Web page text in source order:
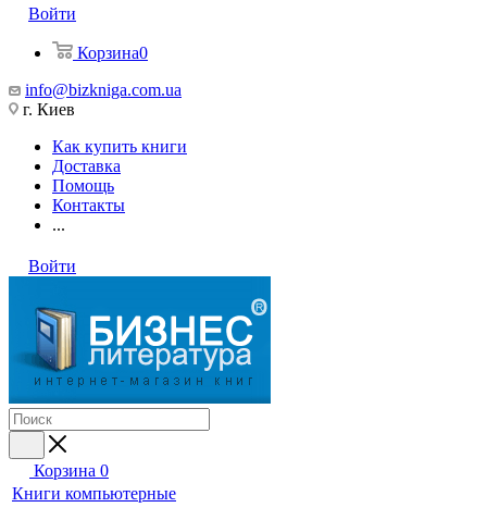
Войти
Корзина0
info@bizkniga.com.ua
г. Киев
Как купить книги
Доставка
Помощь
Контакты
...
Войти
Корзина 0
Книги компьютерные